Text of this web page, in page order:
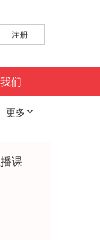
注册
们
更多 
课